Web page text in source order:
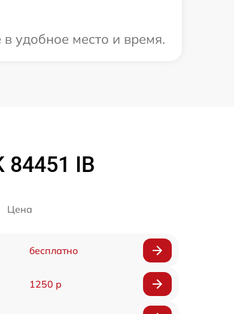
удобное место и время.
84451 IB
Цена
бесплатно
1250 р